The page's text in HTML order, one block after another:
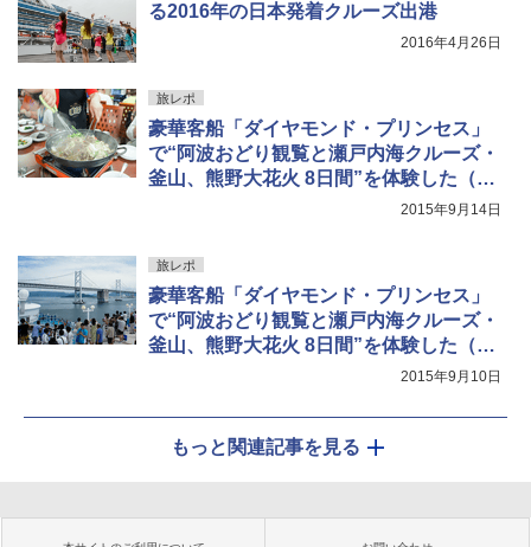
る2016年の日本発着クルーズ出港
2016年4月26日
旅レポ
豪華客船「ダイヤモンド・プリンセス」
で“阿波おどり観覧と瀬戸内海クルーズ・
釜山、熊野大花火 8日間”を体験した（後
2015年9月14日
旅レポ
豪華客船「ダイヤモンド・プリンセス」
で“阿波おどり観覧と瀬戸内海クルーズ・
釜山、熊野大花火 8日間”を体験した（前
2015年9月10日
もっと関連記事を見る